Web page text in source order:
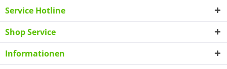
Service Hotline
Shop Service
Informationen